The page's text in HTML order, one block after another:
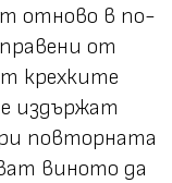
отново в по-
от
крехките
издържат
повторната
виното да